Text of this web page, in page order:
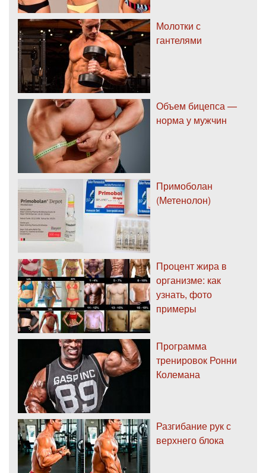
Молотки с
гантелями
Объем бицепса —
норма у мужчин
Примоболан
(Метенолон)
Процент жира в
организме: как
узнать, фото
примеры
Программа
тренировок Ронни
Колемана
Разгибание рук с
верхнего блока